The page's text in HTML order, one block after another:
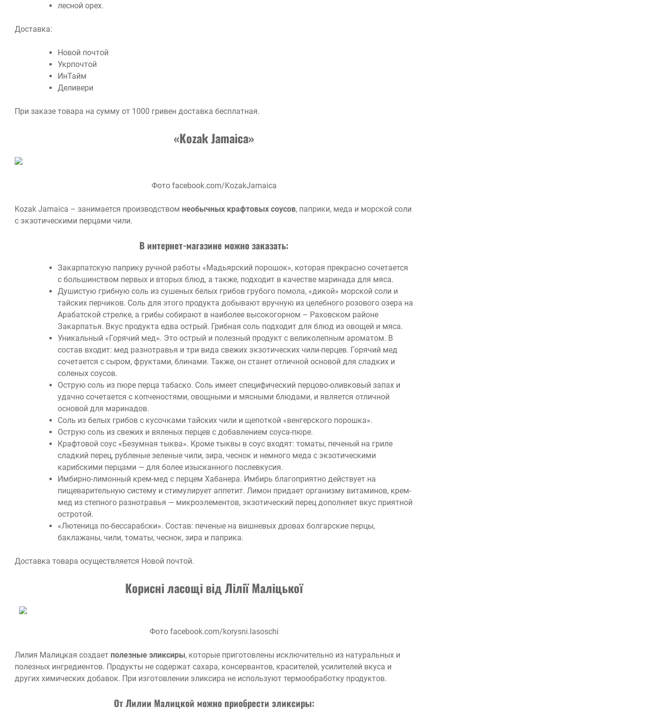
лесной орех.
Доставка:
Новой почтой
Укрпочтой
ИнТайм
Деливери
При заказе товара на сумму от 1000 гривен доставка бесплатная.
«Kozak Jamaica»
Фото facebook.com/KozakJamaica
Kozak Jamaica – занимается производством необычных крафтовых соусов, паприки, меда и морской соли
с экзотическими перцами чили.
В интернет-магазине можно заказать:
Закарпатскую паприку ручной работы «Мадьярский порошок», которая прекрасно сочетается
с большинством первых и вторых блюд, а также, подходит в качестве маринада для мяса.
Душистую грибную соль из сушеных белых грибов грубого помола, «дикой» морской соли и
тайских перчиков. Соль для этого продукта добывают вручную из целебного розового озера на
Арабатской стрелке, а грибы собирают в наиболее высокогорном – Раховском районе
Закарпатья. Вкус продукта едва острый. Грибная соль подходит для блюд из овощей и мяса.
Уникальный «Горячий мед». Это острый и полезный продукт с великолепным ароматом. В
состав входит: мед разнотравья и три вида свежих экзотических чили-перцев. Горячий мед
сочетается с сыром, фруктами, блинами. Также, он станет отличной основой для сладких и
соленых соусов.
Острую соль из пюре перца табаско. Соль имеет специфический перцово-оливковый запах и
удачно сочетается с копченостями, овощными и мясными блюдами, и является отличной
основой для маринадов.
Соль из белых грибов с кусочками тайских чили и щепоткой «венгерского порошка».
Острую соль из свежих и вяленых перцев с добавлением соуса-пюре.
Крафтовой соус «Безумная тыква». Кроме тыквы в соус входят: томаты, печеный на гриле
сладкий перец, рубленые зеленые чили, зира, чеснок и немного меда с экзотическими
карибскими перцами — для более изысканного послевкусия.
Имбирно-лимонный крем-мед с перцем Хабанера. Имбирь благоприятно действует на
пищеварительную систему и стимулирует аппетит. Лимон придает организму витаминов, крем-
мед из степного разнотравья — микроэлементов, экзотический перец дополняет вкус приятной
остротой.
«Лютеница по-бессарабски». Состав: печеные на вишневых дровах болгарские перцы,
баклажаны, чили, томаты, чеснок, зира и паприка.
Доставка товара осуществляется Новой почтой.
Корисні ласощі від Лілії Маліцької
Фото facebook.com/korysni.lasoschi
Лилия Малицкая создает полезные эликсиры, которые приготовлены исключительно из натуральных и
полезных ингредиентов. Продукты не содержат сахара, консервантов, красителей, усилителей вкуса и
других химических добавок. При изготовлении эликсира не используют термообработку продуктов.
От Лилии Малицкой можно приобрести эликсиры: